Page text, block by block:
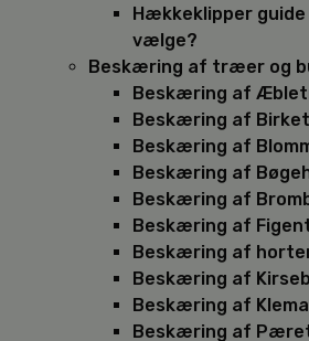
Hækkeklipper guide
vælge?
Beskæring af træer og
Beskæring af
Beskæring af
Beskæring af
Beskæring af
Beskæring af
Beskæring af
Beskæring af
Beskæring af
Beskæring af
Beskæring af